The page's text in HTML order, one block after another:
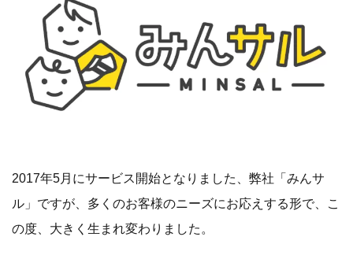
2017年5月にサービス開始となりました、弊社「みんサ
ル」ですが、多くのお客様のニーズにお応えする形で、こ
の度、大きく生まれ変わりました。